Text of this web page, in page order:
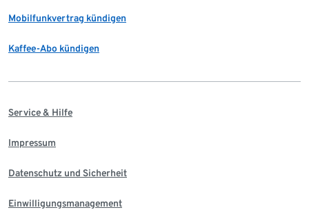
Mobilfunkvertrag kündigen
Kaffee-Abo kündigen
Service & Hilfe
Impressum
Datenschutz und Sicherheit
Einwilligungsmanagement